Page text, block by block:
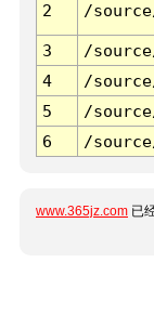
2 /
3 /
4
/
5
/
6
/
www.365jz.com 已